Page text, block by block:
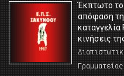
Έκπτωτο το
απόφαση
καταγγελία
κινήσεις